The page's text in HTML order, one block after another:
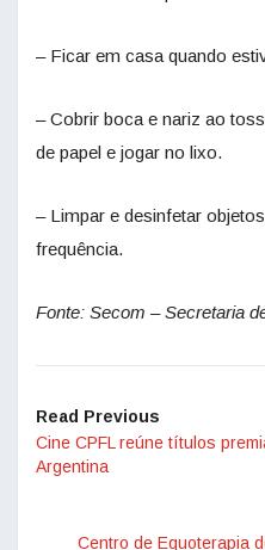
– Ficar em casa quando
– Cobrir boca e nariz ao
de papel e jogar no lixo.
– Limpar e desinfetar
frequência.
Fonte: Secom – Secretaria
Read Previous
Cine CPFL reúne títulos
Argentina
Centro de Equoterapia